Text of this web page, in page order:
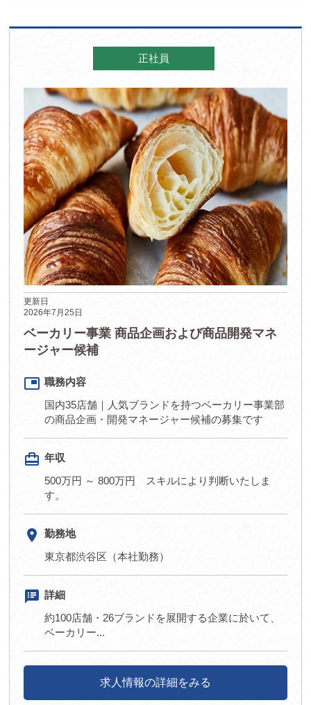
正社員
更新日
2026年7月25日
ベーカリー事業 商品企画および商品開発マネ
ージャー候補
picture_in_picture 職務内容
国内35店舗｜人気ブランドを持つベーカリー事業部
の商品企画・開発マネージャー候補の募集です
card_travel 年収
500万円 ～ 800万円 スキルにより判断いたしま
す。
room
勤務地
東京都渋谷区（本社勤務）
speaker_notes 詳細
約100店舗・26ブランドを展開する企業に於いて、
ベーカリー...
求人情報の詳細をみる